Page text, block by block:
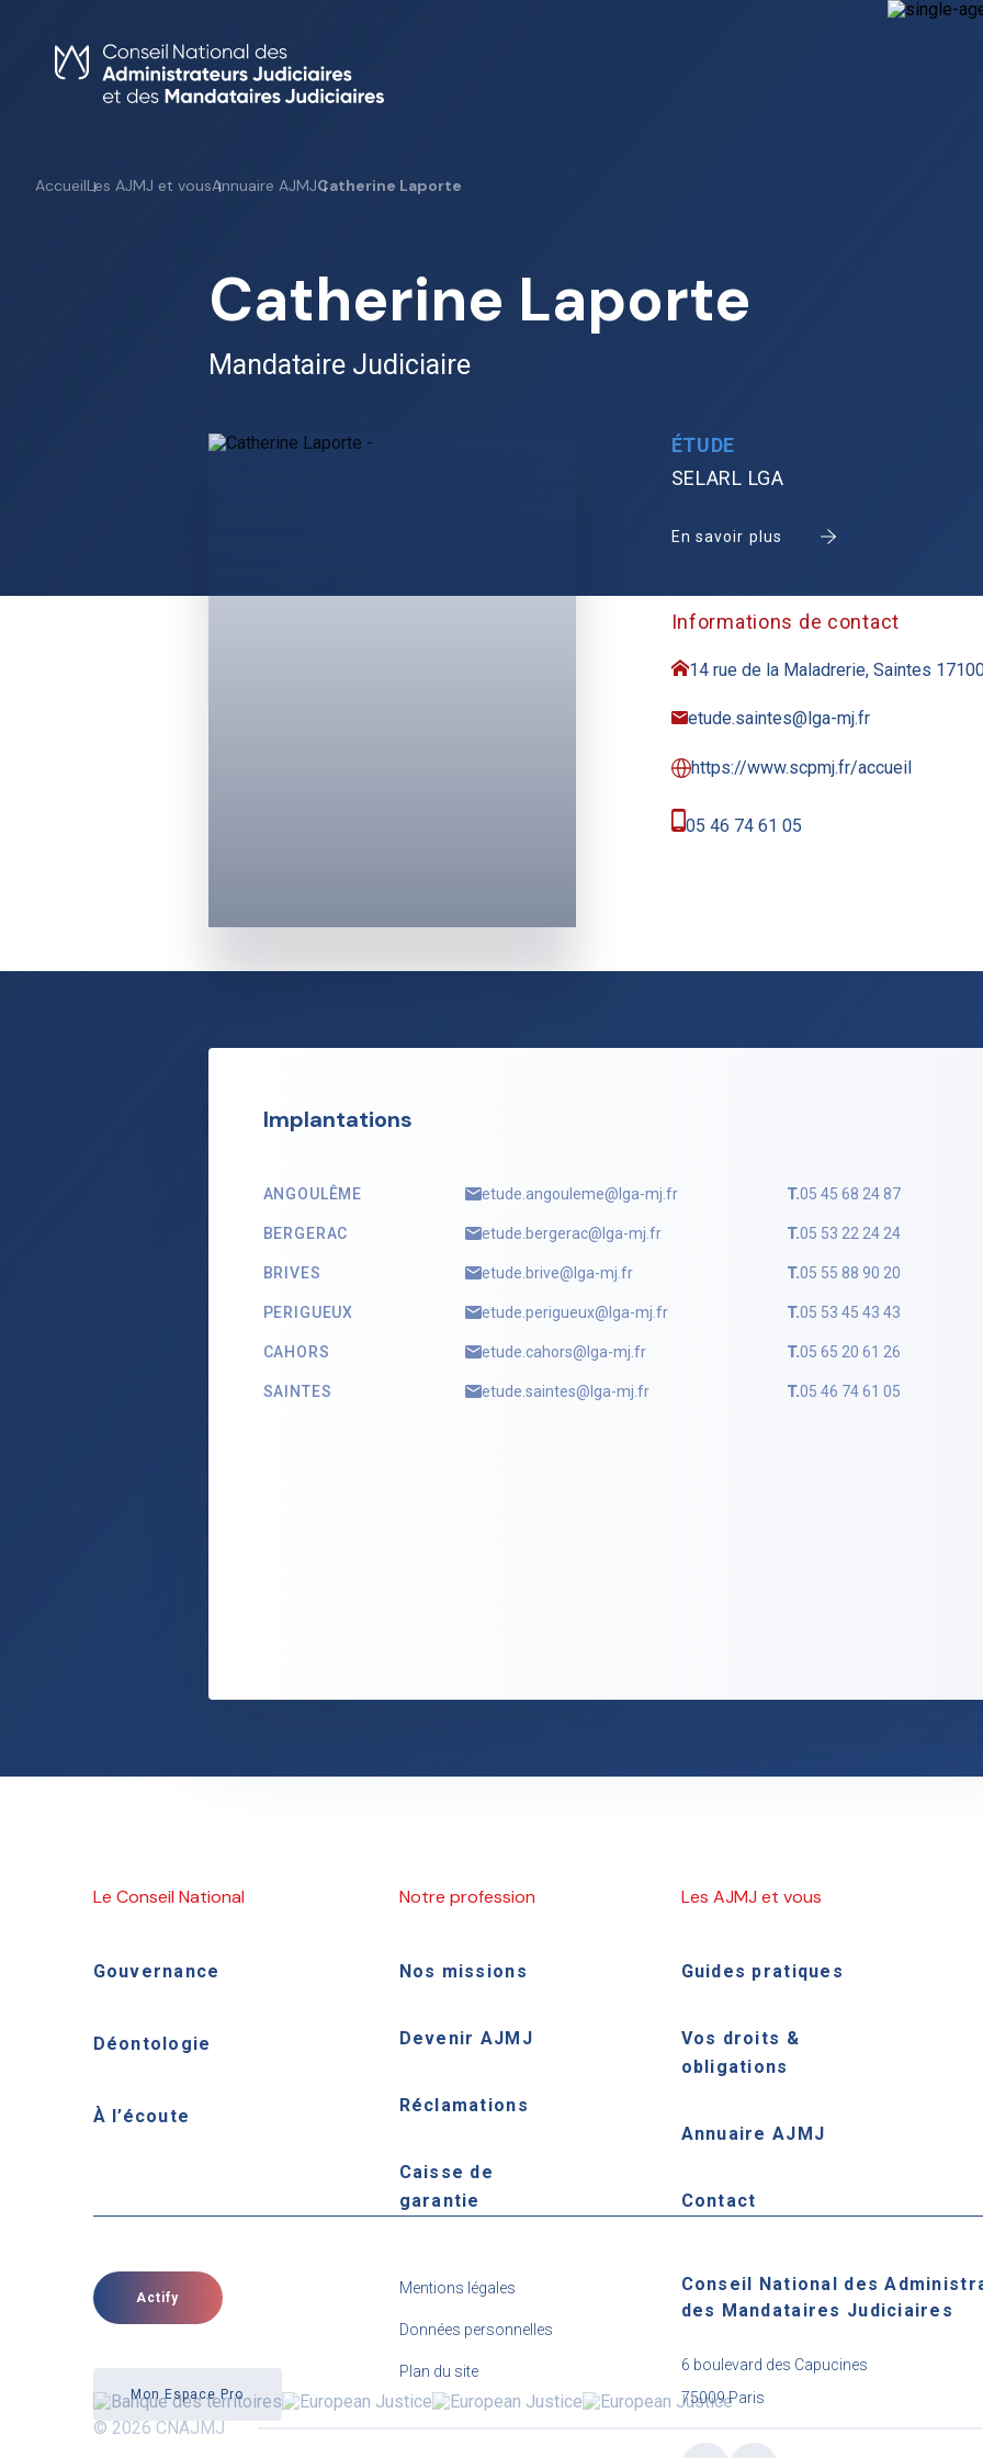
content
AccueilLes AJMJ et vousAnnuaire AJMJCatherine Laporte
Catherine Laporte
Mandataire Judiciaire
ÉTUDE
SELARL LGA
En savoir plus
Informations de contact
14 rue de la Maladrerie, Saintes
etude.saintes@lga-mj.fr
https://www.scpmj.fr/accueil
05 46 74 61 05
Implantations
ANGOULÊME etude.angouleme@lga-mj.fr T.05 45 68 24 87
BERGERAC etude.bergerac@lga-mj.fr T.05 53 22 24 24
BRIVES etude.brive@lga-mj.fr T.05 55 88 90 20
PERIGUEUX etude.perigueux@lga-mj.fr T.05 53 45 43 43
CAHORS etude.cahors@lga-mj.fr T.05 65 20 61 26
SAINTES etude.saintes@lga-mj.fr T.05 46 74 61 05
Le Conseil National
Gouvernance
Déontologie
À l’écoute
Notre profession
Nos missions
Devenir AJMJ
Réclamations
Caisse de
garantie
Les AJMJ et vous
Guides pratiques
Vos droits &
obligations
Annuaire AJMJ
Contact
Actify
Mon Espace Pro
Mentions légales
Données personnelles
Plan du site
Conseil National des
des Mandataires Judiciaires
6 boulevard des Capucines
75009 Paris
© 2026 CNAJMJ